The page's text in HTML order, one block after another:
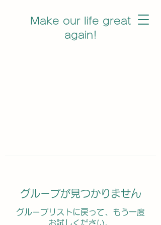
Make our life great
again!
グループが見つかりません
グループリストに戻って、もう一度
お試しください。